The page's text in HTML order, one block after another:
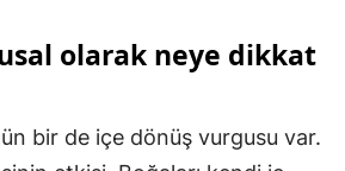
olarak neye dikkat
bir de içe dönüş vurgusu var.